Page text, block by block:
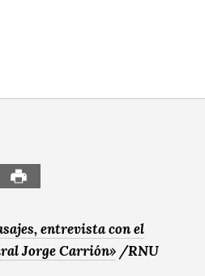
entrevista con el
Jorge Carrión» /RNU